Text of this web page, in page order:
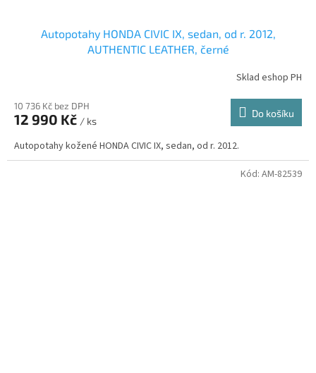
Autopotahy HONDA CIVIC IX, sedan, od r. 2012,
AUTHENTIC LEATHER, černé
Sklad eshop PH
10 736 Kč bez DPH
12 990 Kč / ks
Do košíku
Autopotahy kožené HONDA CIVIC IX, sedan, od r. 2012.
Kód: AM-82539